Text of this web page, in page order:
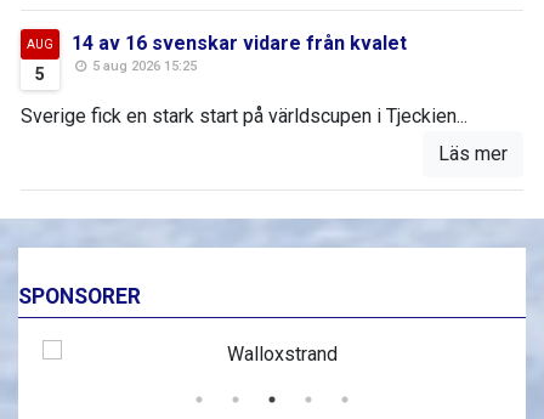
AUG
5
14 av 16 svenskar vidare från kvalet
5 aug 2026 15:25
Sverige fick en stark start på världscupen i Tjeckien...
Läs mer
SPONSORER